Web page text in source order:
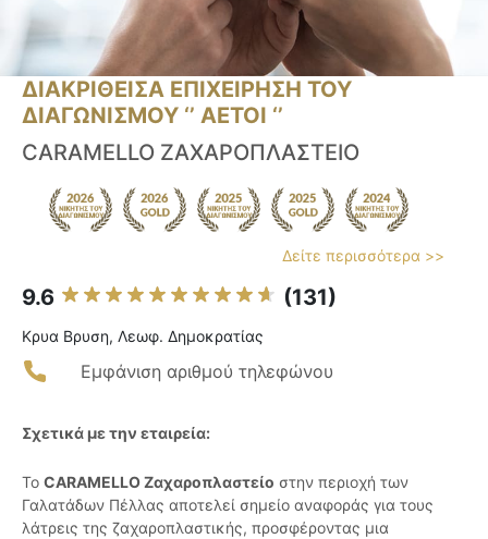
ΔΙΑΚΡΙΘΕΙΣΑ ΕΠΙΧΕΙΡΗΣΗ ΤΟΥ
ΔΙΑΓΩΝΙΣΜΟΥ ‘’ ΑΕΤΟΙ ‘’
CARAMELLO ΖΑΧΑΡΟΠΛΑΣΤΕΙΟ
Δείτε περισσότερα >>
9.6 (131)
Κρυα Βρυση, Λεωφ. Δημοκρατίας
Εμφάνιση αριθμού τηλεφώνου
Σχετικά με την εταιρεία:
Το CARAMELLO Ζαχαροπλαστείο στην περιοχή των
Γαλατάδων Πέλλας αποτελεί σημείο αναφοράς για τους
λάτρεις της ζαχαροπλαστικής, προσφέροντας μια